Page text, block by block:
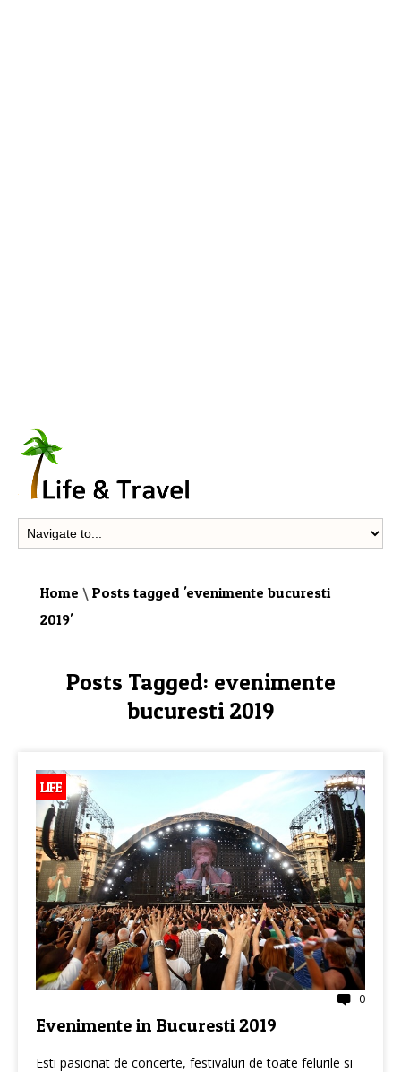
Home \ Posts tagged 'evenimente bucuresti
2019'
Posts Tagged: evenimente
bucuresti 2019
LIFE
0
Evenimente in Bucuresti 2019
Esti pasionat de concerte, festivaluri de toate felurile si